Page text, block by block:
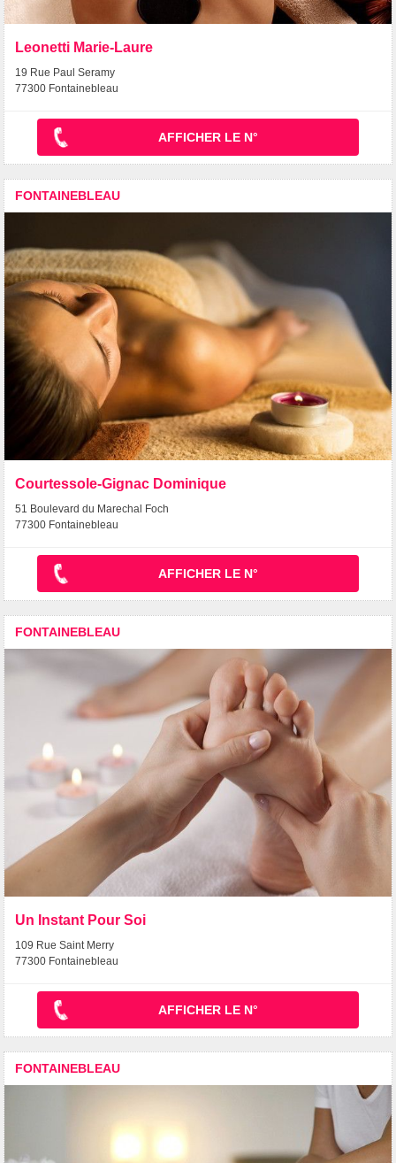
Leonetti Marie-Laure
19 Rue Paul Seramy
77300 Fontainebleau
AFFICHER LE N°
FONTAINEBLEAU
Courtessole-Gignac Dominique
51 Boulevard du Marechal Foch
77300 Fontainebleau
AFFICHER LE N°
FONTAINEBLEAU
Un Instant Pour Soi
109 Rue Saint Merry
77300 Fontainebleau
AFFICHER LE N°
FONTAINEBLEAU